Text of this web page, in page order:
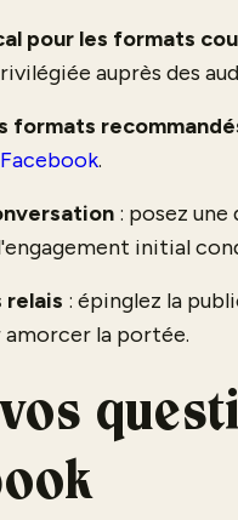
pour les formats
auprès des
formats
.
: posez
initial
relais : épinglez la
la portée.
vos